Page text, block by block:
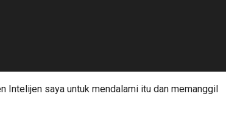
Intelijen saya untuk mendalami itu dan memanggil